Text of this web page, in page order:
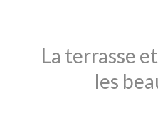
La terrasse
les